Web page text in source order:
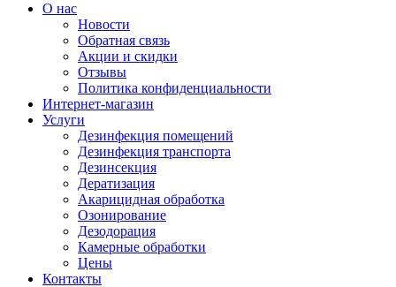
О нас
Новости
Обратная связь
Акции и скидки
Отзывы
Политика конфиденциальности
Интернет-магазин
Услуги
Дезинфекция помещений
Дезинфекция транспорта
Дезинсекция
Дератизация
Акарицидная обработка
Озонирование
Дезодорация
Камерные обработки
Цены
Контакты